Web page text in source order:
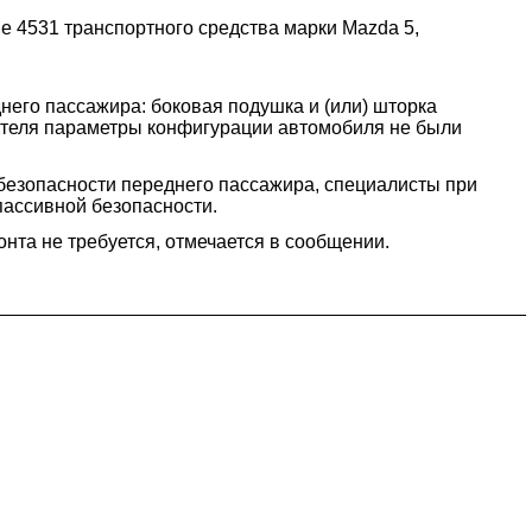
транспортного средства марки Mazda 5,
пассажира: боковая подушка и (или) шторка
параметры конфигурации автомобиля не были
переднего пассажира, специалисты при
безопасности.
не требуется, отмечается в сообщении.